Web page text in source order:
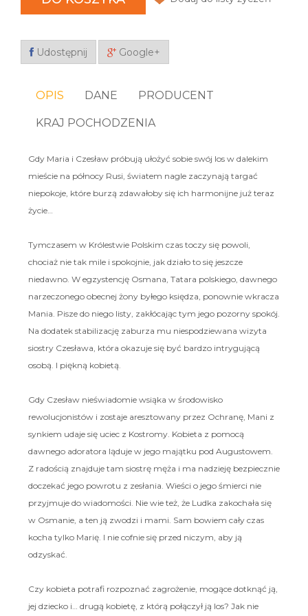
Udostępnij Google+
OPIS DANE PRODUCENT
KRAJ POCHODZENIA
Gdy Maria i Czesław próbują ułożyć sobie swój los w dalekim
mieście na północy Rusi, światem nagle zaczynają targać
niepokoje, które burzą zdawałoby się ich harmonijne już teraz
życie…
Tymczasem w Królestwie Polskim czas toczy się powoli,
chociaż nie tak mile i spokojnie, jak działo to się jeszcze
niedawno. W egzystencję Osmana, Tatara polskiego, dawnego
narzeczonego obecnej żony byłego księdza, ponownie wkracza
Mania. Pisze do niego listy, zakłócając tym jego pozorny spokój.
Na dodatek stabilizację zaburza mu niespodziewana wizyta
siostry Czesława, która okazuje się być bardzo intrygującą
osobą. I piękną kobietą.
Gdy Czesław nieświadomie wsiąka w środowisko
rewolucjonistów i zostaje aresztowany przez Ochranę, Mani z
synkiem udaje się uciec z Kostromy. Kobieta z pomocą
dawnego adoratora ląduje w jego majątku pod Augustowem.
Z radością znajduje tam siostrę męża i ma nadzieję bezpiecznie
doczekać jego powrotu z zesłania. Wieści o jego śmierci nie
przyjmuje do wiadomości. Nie wie też, że Ludka zakochała się
w Osmanie, a ten ją zwodzi i mami. Sam bowiem cały czas
kocha tylko Marię. I nie cofnie się przed niczym, aby ją
odzyskać.
Czy kobieta potrafi rozpoznać zagrożenie, mogące dotknąć ją,
jej dziecko i… drugą kobietę, z którą połączył ją los? Jak nie